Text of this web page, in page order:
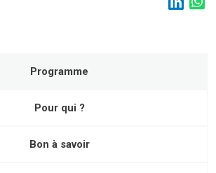
Programme
Pour qui ?
Bon à savoir